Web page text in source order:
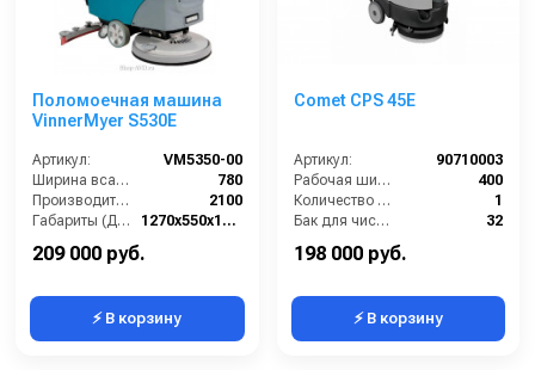
Поломоечная машина
VinnerMyer S530E
Артикул:
VM5350-00
Ширина всасывающей балки (мм):
780
Производительность по площади (м2/ч):
2100
Габариты (ДхШхВ):
1270х550х1090
209 000 руб.
⚡ В корзину
Comet CPS 45E
Артикул:
90710003
Рабочая ширина щеток (мм):
400
Количество щеток (шт):
1
Бак для чистой воды (л):
32
198 000 руб.
⚡ В корзину